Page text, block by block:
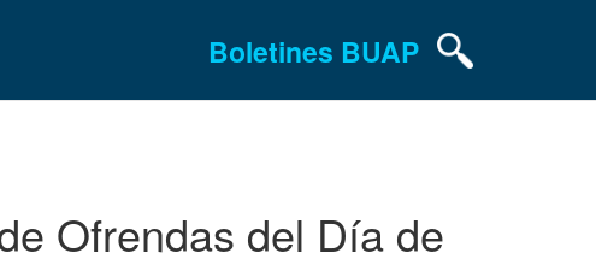
Boletines BUAP
Ofrendas del Día de